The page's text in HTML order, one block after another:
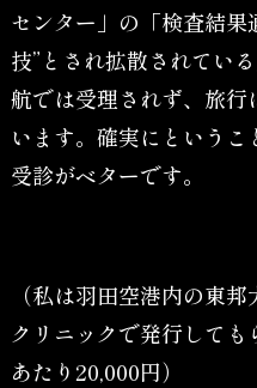
センター」の「検査結果
技”とされ拡散されてい
航では受理されず、旅行
います。確実にという
受診がベターです。
（私は羽田空港内の東
クリニックで発行して
あたり20,000円）